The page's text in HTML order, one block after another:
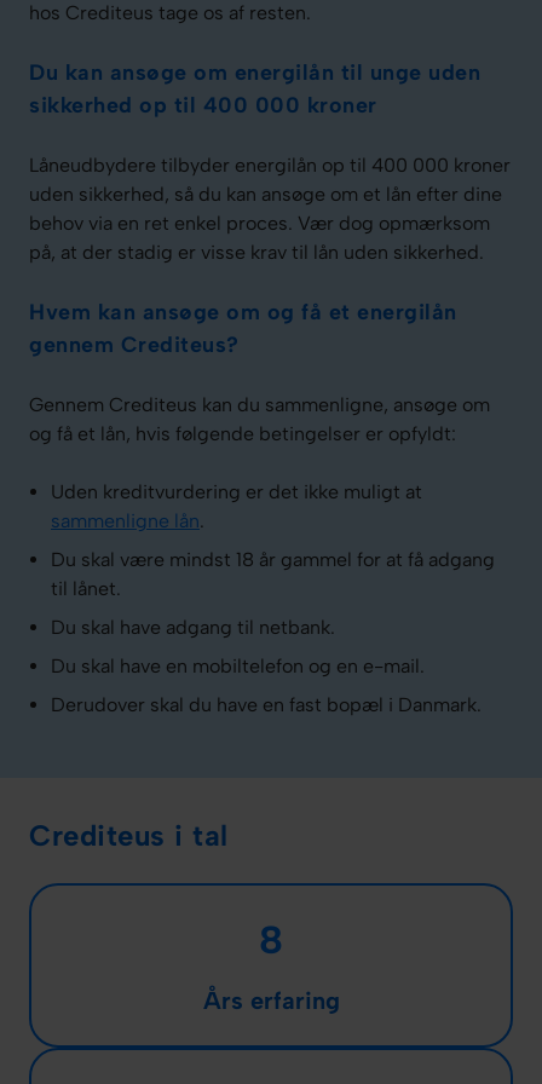
hos Crediteus tage os af resten.
Du kan ansøge om energilån til unge uden
sikkerhed op til 400 000 kroner
Låneudbydere tilbyder energilån op til 400 000 kroner
uden sikkerhed, så du kan ansøge om et lån efter dine
behov via en ret enkel proces. Vær dog opmærksom
på, at der stadig er visse krav til lån uden sikkerhed.
Hvem kan ansøge om og få et energilån
gennem Crediteus?
Gennem Crediteus kan du sammenligne, ansøge om
og få et lån, hvis følgende betingelser er opfyldt:
Uden kreditvurdering er det ikke muligt at
sammenligne lån.
Du skal være mindst 18 år gammel for at få adgang
til lånet.
Du skal have adgang til netbank.
Du skal have en mobiltelefon og en e-mail.
Derudover skal du have en fast bopæl i Danmark.
Crediteus i tal
8
Års erfaring